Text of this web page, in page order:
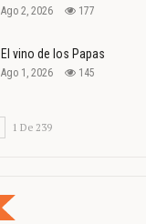
Ago 2, 2026 177
El vino de los Papas
Ago 1, 2026 145
1 De 239